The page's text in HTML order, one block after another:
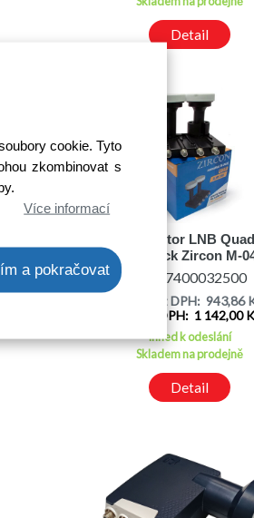
cookie. Tyto
zkombinovat s
Více informací
a pokračovat
Detail
konvertor LNB Quad
Monoblock Zircon M-
univerzální 0,2dB
Kód: 7400032500
Cena bez DPH: 943,86
Cena s DPH: 1 142,00
Ihned k odeslání
Skladem na prodejně
Detail